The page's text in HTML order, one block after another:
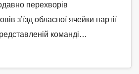
перехворів
з’їзд обласної ячейки партії
команді…